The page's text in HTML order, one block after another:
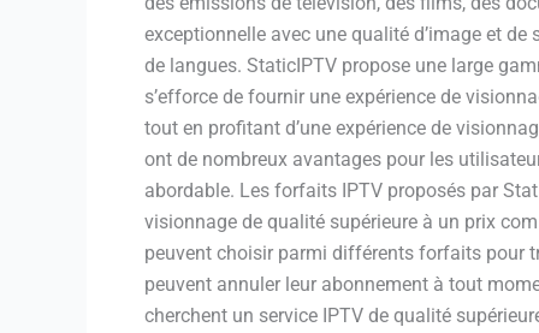
exceptionnelle avec une qualité d’image et
de langues. StaticIPTV propose une large
s’efforce de fournir une expérience de
tout en profitant d’une expérience de
ont de nombreux avantages pour les
abordable. Les forfaits IPTV proposés par
visionnage de qualité supérieure à un prix
peuvent choisir parmi différents forfaits pour
peuvent annuler leur abonnement à tout
cherchent un service IPTV de qualité